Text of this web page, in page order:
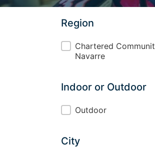
Region
Region
Chartered
Navarre
Indoor or Outdoor
Indoor or Outdoor
Outdoor
City